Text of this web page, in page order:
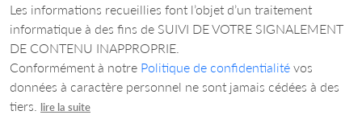
Les informations recueillies font l’objet d’un traitement
informatique à des fins de SUIVI DE VOTRE SIGNALEMENT
DE CONTENU INAPPROPRIE.
Conformément à notre Politique de confidentialité vos
données à caractère personnel ne sont jamais cédées à des
tiers.
lire la suite